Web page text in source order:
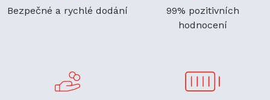
Bezpečné a rychlé dodání
99% pozitivních
hodnocení